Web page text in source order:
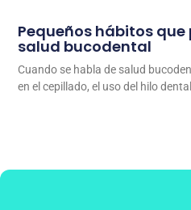
Pequeños hábitos
salud bucodental
Cuando se habla de salud
en el cepillado, el uso del hilo